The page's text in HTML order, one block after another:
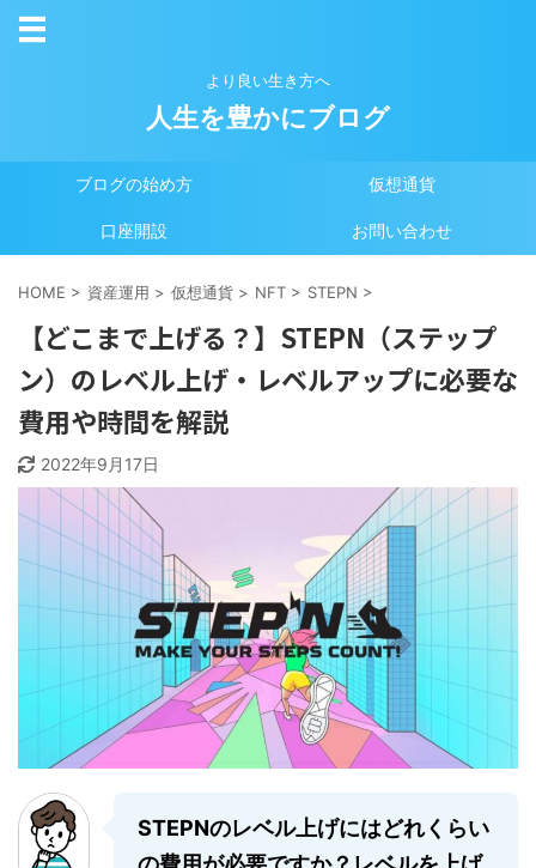
より良い生き方へ
人生を豊かにブログ
ブログの始め方 仮想通貨
口座開設 お問い合わせ
HOME > 資産運用 > 仮想通貨 > NFT > STEPN >
【どこまで上げる？】STEPN（ステップ
ン）のレベル上げ・レベルアップに必要な
費用や時間を解説
2022年9月17日
STEPNのレベル上げにはどれくらい